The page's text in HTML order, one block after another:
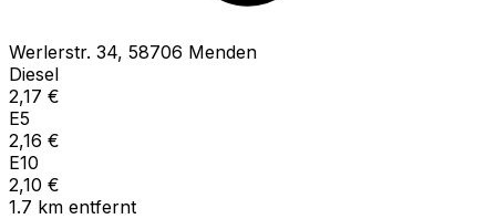
Werlerstr. 34, 58706 Menden
Diesel
2,17 €
E5
2,16 €
E10
2,10 €
1.7 km entfernt